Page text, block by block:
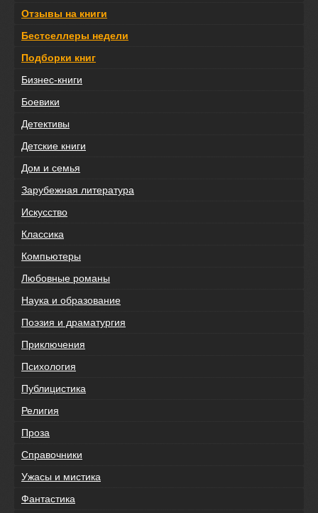
Отзывы на книги
Бестселлеры недели
Подборки книг
Бизнес-книги
Боевики
Детективы
Детские книги
Дом и семья
Зарубежная литература
Искусство
Классика
Компьютеры
Любовные романы
Наука и образование
Поэзия и драматургия
Приключения
Психология
Публицистика
Религия
Проза
Справочники
Ужасы и мистика
Фантастика